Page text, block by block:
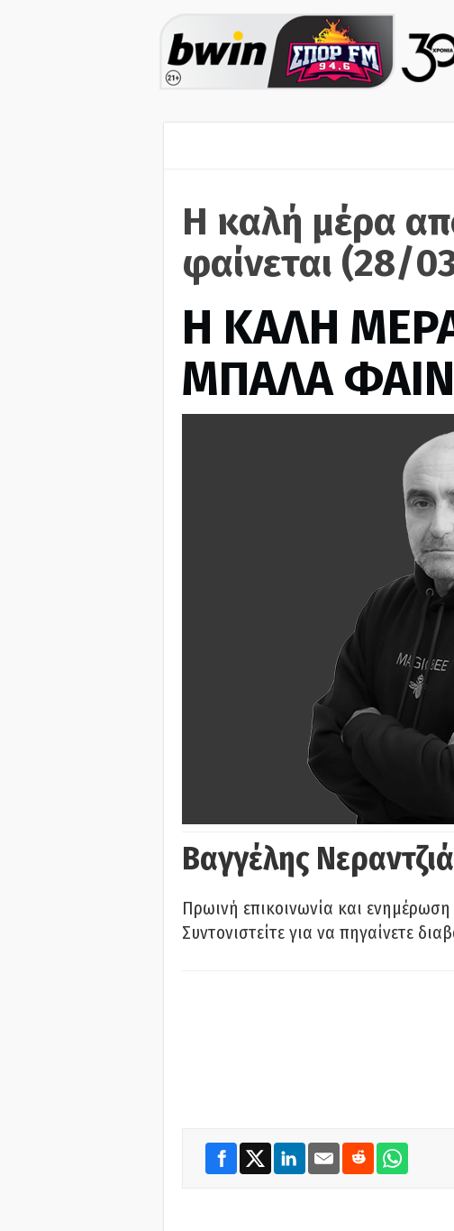
Η καλή μέρα
φαίνεται (28/
H ΚΑΛΗ
ΜΠΑΛΑ
Βαγγέλης
Πρωινή επικοινωνία και
Συντονιστείτε για να πηγαίνετε